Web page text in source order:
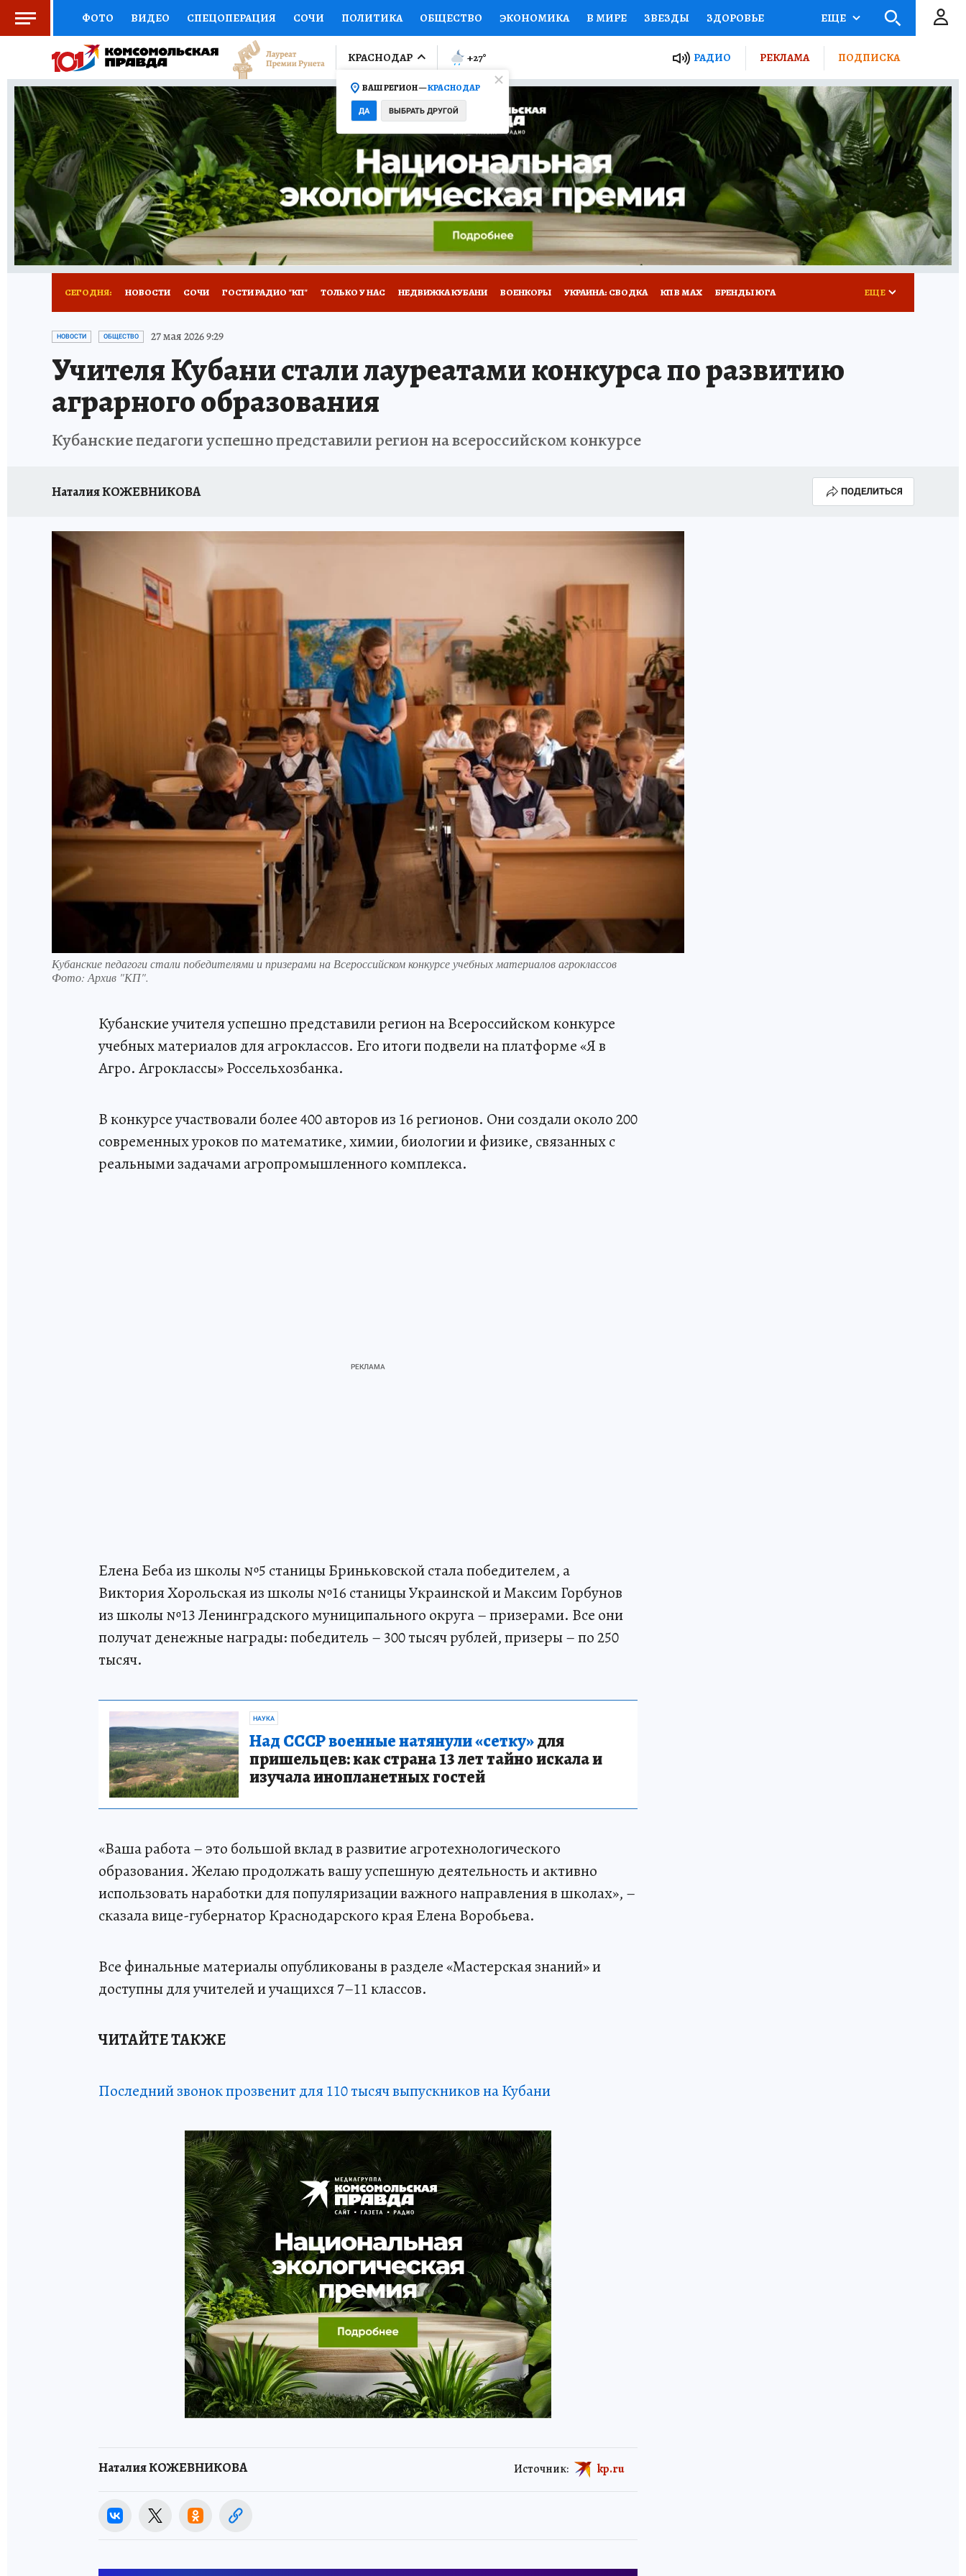
ФОТО ВИДЕО СПЕЦОПЕРАЦИЯ СОЧИ ПОЛИТИКА ОБЩЕСТВО ЭКОНОМИКА В МИРЕ ЗВЕЗДЫ ЗДОРОВЬЕ
СОЦПОДДЕРЖКА НАУКА СПОРТ КОЛУМНИСТЫ ПРОИСШЕСТВИЯ НАЦИОНАЛЬНЫЕ ПРОЕКТЫ РОССИИ
ВЫБОР ЭКСПЕРТОВ ДОКТОР ФИНАНСЫ ОТКРЫВАЕМ МИР Я ЗНАЮ СЕМЬЯ ЖЕНСКИЕ СЕКРЕТЫ ПУТЕВОДИТЕЛЬ
КНИЖНАЯ ПОЛКА ПРОГНОЗЫ НА СПОРТ ПРОМОКОДЫ СЕРИАЛЫ СПЕЦПРОЕКТЫ ДЕФИЦИТ ЖЕЛЕЗА ТУРИЗМ
ПРЕСС-ЦЕНТР НЕДВИЖИМОСТЬ ТЕЛЕВИЗОР КОЛЛЕКЦИИ КОНКУРСЫ РАБОТА У НАС ГИД ПОТРЕБИТЕЛЯ РЕКЛАМА
ВСЕ О КП РАДИО КП ТЕСТЫ НОВОЕ НА САЙТЕ
ЕЩЕ
КРАСНОДАР
ВАШ РЕГИОН —КРАСНОДАР
ДА ВЫБРАТЬ ДРУГОЙ
+27° РАДИО РЕКЛАМА ПОДПИСКА
СЕГОДНЯ: НОВОСТИ СОЧИ ГОСТИ РАДИО "КП" ТОЛЬКО У НАС НЕДВИЖКА КУБАНИ ВОЕНКОРЫ УКРАИНА: СВОДКА КП В МАХ БРЕНДЫ ЮГА
ОТДЫХ В РОССИИ ЗДОРОВЬЕ КУБАНИ
ЕЩЕ
НОВОСТИ ОБЩЕСТВО 27 мая 2026 9:29
Учителя Кубани стали лауреатами конкурса по развитию
аграрного образования
Кубанские педагоги успешно представили регион на всероссийском конкурсе
Наталия КОЖЕВНИКОВА ПОДЕЛИТЬСЯ
Кубанские педагоги стали победителями и призерами на Всероссийском конкурсе учебных материалов агроклассов
Фото: Архив "КП".
Кубанские учителя успешно представили регион на Всероссийском конкурсе
учебных материалов для агроклассов. Его итоги подвели на платформе «Я в
Агро. Агроклассы» Россельхозбанка.
В конкурсе участвовали более 400 авторов из 16 регионов. Они создали около 200
современных уроков по математике, химии, биологии и физике, связанных с
реальными задачами агропромышленного комплекса.
Елена Беба из школы №5 станицы Бриньковской стала победителем, а
Виктория Хорольская из школы №16 станицы Украинской и Максим Горбунов
из школы №13 Ленинградского муниципального округа – призерами. Все они
получат денежные награды: победитель – 300 тысяч рублей, призеры – по 250
тысяч.
НАУКА
Над СССР военные натянули «сетку»для
пришельцев: как страна 13 лет тайно искала и
изучала инопланетных гостей
«Ваша работа – это большой вклад в развитие агротехнологического
образования. Желаю продолжать вашу успешную деятельность и активно
использовать наработки для популяризации важного направления в школах», –
сказала вице-губернатор Краснодарского края Елена Воробьева.
Все финальные материалы опубликованы в разделе «Мастерская знаний» и
доступны для учителей и учащихся 7–11 классов.
ЧИТАЙТЕ ТАКЖЕ
Последний звонок прозвенит для 110 тысяч выпускников на Кубани
Наталия КОЖЕВНИКОВА Источник: kp.ru